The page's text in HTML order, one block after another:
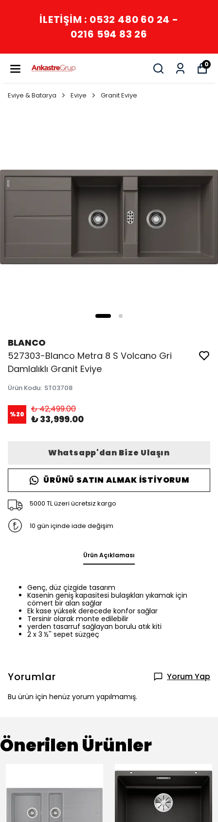
İLETİŞİM : 0532 480 60 24 -
0216 594 83 26
0
Eviye & Batarya Eviye Granit Eviye
BLANCO
527303-Blanco Metra 8 S Volcano Gri
Damlalıklı Granit Eviye
Ürün Kodu: ST03708
%20 ₺ 42,499.00
₺ 33,999.00
Whatsapp'dan Bize Ulaşın
ÜRÜNÜ SATIN ALMAK İSTIYORUM
5000 TL üzeri ücretsiz kargo
10 gün içinde iade değişim
Ürün Açıklaması
Genç, düz çizgide tasarım
Kasenin geniş kapasitesi bulaşıkları yıkamak için
cömert bir alan sağlar
Ek kase yüksek derecede konfor sağlar
Tersinir olarak monte edilebilir
yerden tasarruf sağlayan borulu atık kiti
2 x 3 ½'' sepet süzgeç
Yorumlar Yorum Yap
Bu ürün için henüz yorum yapılmamış.
Önerilen Ürünler